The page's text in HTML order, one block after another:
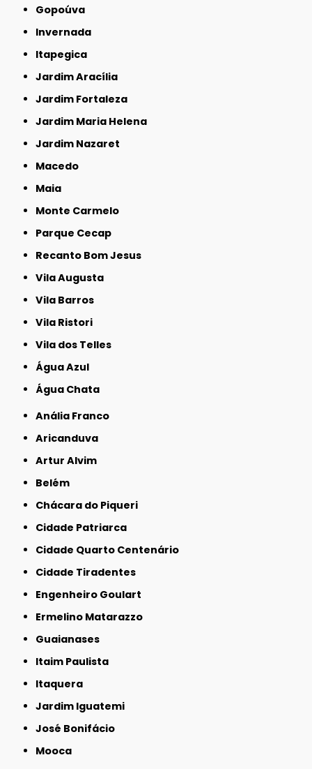
Gopoúva
Invernada
Itapegica
Jardim Aracília
Jardim Fortaleza
Jardim Maria Helena
Jardim Nazaret
Macedo
Maia
Monte Carmelo
Parque Cecap
Recanto Bom Jesus
Vila Augusta
Vila Barros
Vila Ristori
Vila dos Telles
Água Azul
Água Chata
Anália Franco
Aricanduva
Artur Alvim
Belém
Chácara do Piqueri
Cidade Patriarca
Cidade Quarto Centenário
Cidade Tiradentes
Engenheiro Goulart
Ermelino Matarazzo
Guaianases
Itaim Paulista
Itaquera
Jardim Iguatemi
José Bonifácio
Mooca